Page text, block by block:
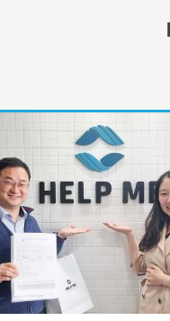
서류등기는 서류가 우
사업목적, 주주&임원
헬프미 매니저에게
법인설립 소요기간 자세히
일부 업종은 사업자등
도매업, 소매업, 판매업
등록 가능한 업종
통신판매업, 소프트웨
그러나 지역과 담당자에
주소, 임대차, 전대차 더
반면, 법인의 임원이 되
회사의 대표, 이사, 감사
회사에 자본금을 납입
주주로부터 권한을 위